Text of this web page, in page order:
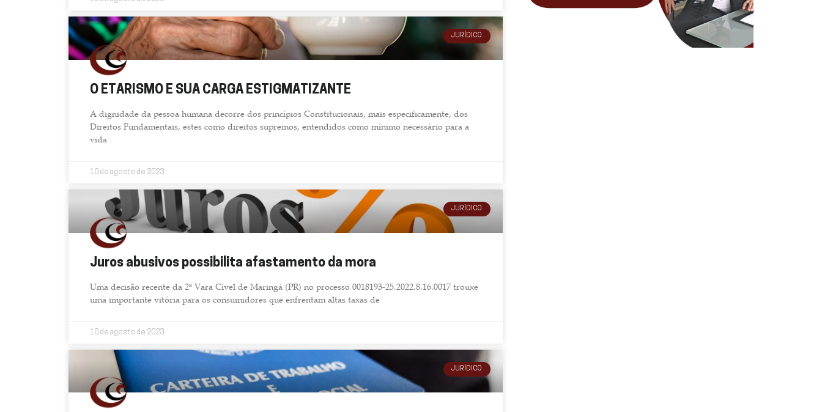
JURÍDICO
O ETARISMO E SUA CARGA ESTIGMATIZANTE
A dignidade da pessoa humana decorre dos princípios Constitucionais, mais especificamente, dos
Direitos Fundamentais, estes como direitos supremos, entendidos como mínimo necessário para a
vida
10 de agosto de 2023
JURÍDICO
Juros abusivos possibilita afastamento da mora
Uma decisão recente da 2ª Vara Cível de Maringá (PR) no processo 0018193-25.2022.8.16.0017 trouxe
uma importante vitória para os consumidores que enfrentam altas taxas de
10 de agosto de 2023
JURÍDICO